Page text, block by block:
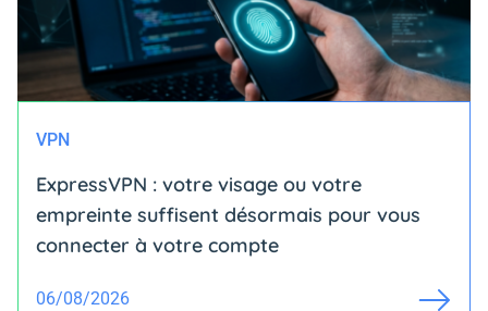
VPN
ExpressVPN : votre visage ou votre
empreinte suffisent désormais pour vous
connecter à votre compte
06/08/2026